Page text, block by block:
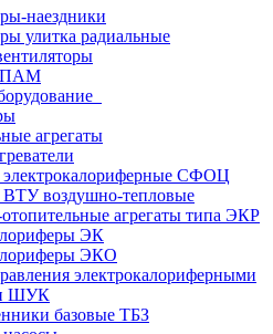
наездники
улитка радиальные
ПАМ
агрегаты
электрокалориферные СФОЦ
ВТУ воздушно-тепловые
агрегаты типа ЭКР
ЭК
ЭКО
электрокалориферными
ШУК
базовые ТБЗ